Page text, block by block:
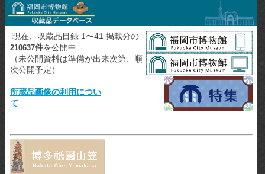
現在、収蔵品目録 1〜41 掲載分の
210637件を公開中
（未公開資料は準備が出来次第、順
次公開予定）
所蔵品画像の利用につい
て